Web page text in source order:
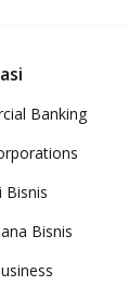
Banking
Bisnis
Bisnis